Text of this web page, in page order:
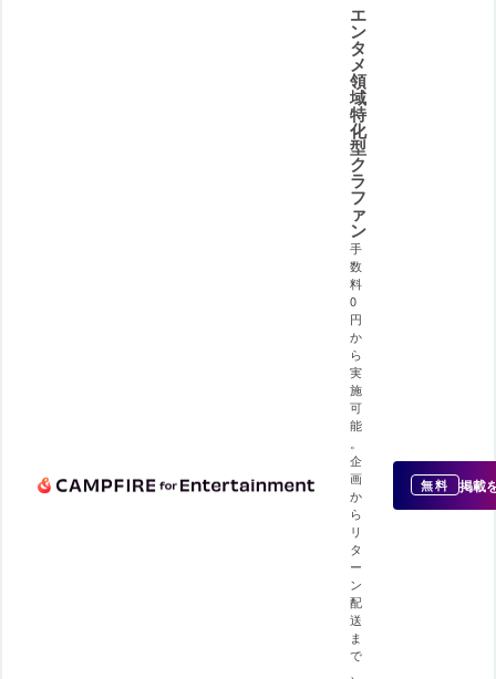
エ
ン
タ
メ
領
域
特
化
型
ク
ラ
フ
ァ
ン
手
数
料
0
円
か
ら
実
施
可
能
企
画
か
ら
リ
タ
ー
ン
配
送
ま
で
無料 掲載